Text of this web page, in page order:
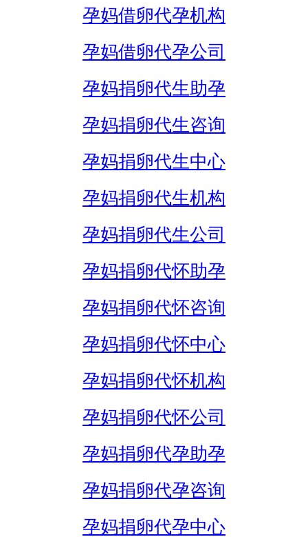
孕妈借卵代孕机构
孕妈借卵代孕公司
孕妈捐卵代生助孕
孕妈捐卵代生咨询
孕妈捐卵代生中心
孕妈捐卵代生机构
孕妈捐卵代生公司
孕妈捐卵代怀助孕
孕妈捐卵代怀咨询
孕妈捐卵代怀中心
孕妈捐卵代怀机构
孕妈捐卵代怀公司
孕妈捐卵代孕助孕
孕妈捐卵代孕咨询
孕妈捐卵代孕中心